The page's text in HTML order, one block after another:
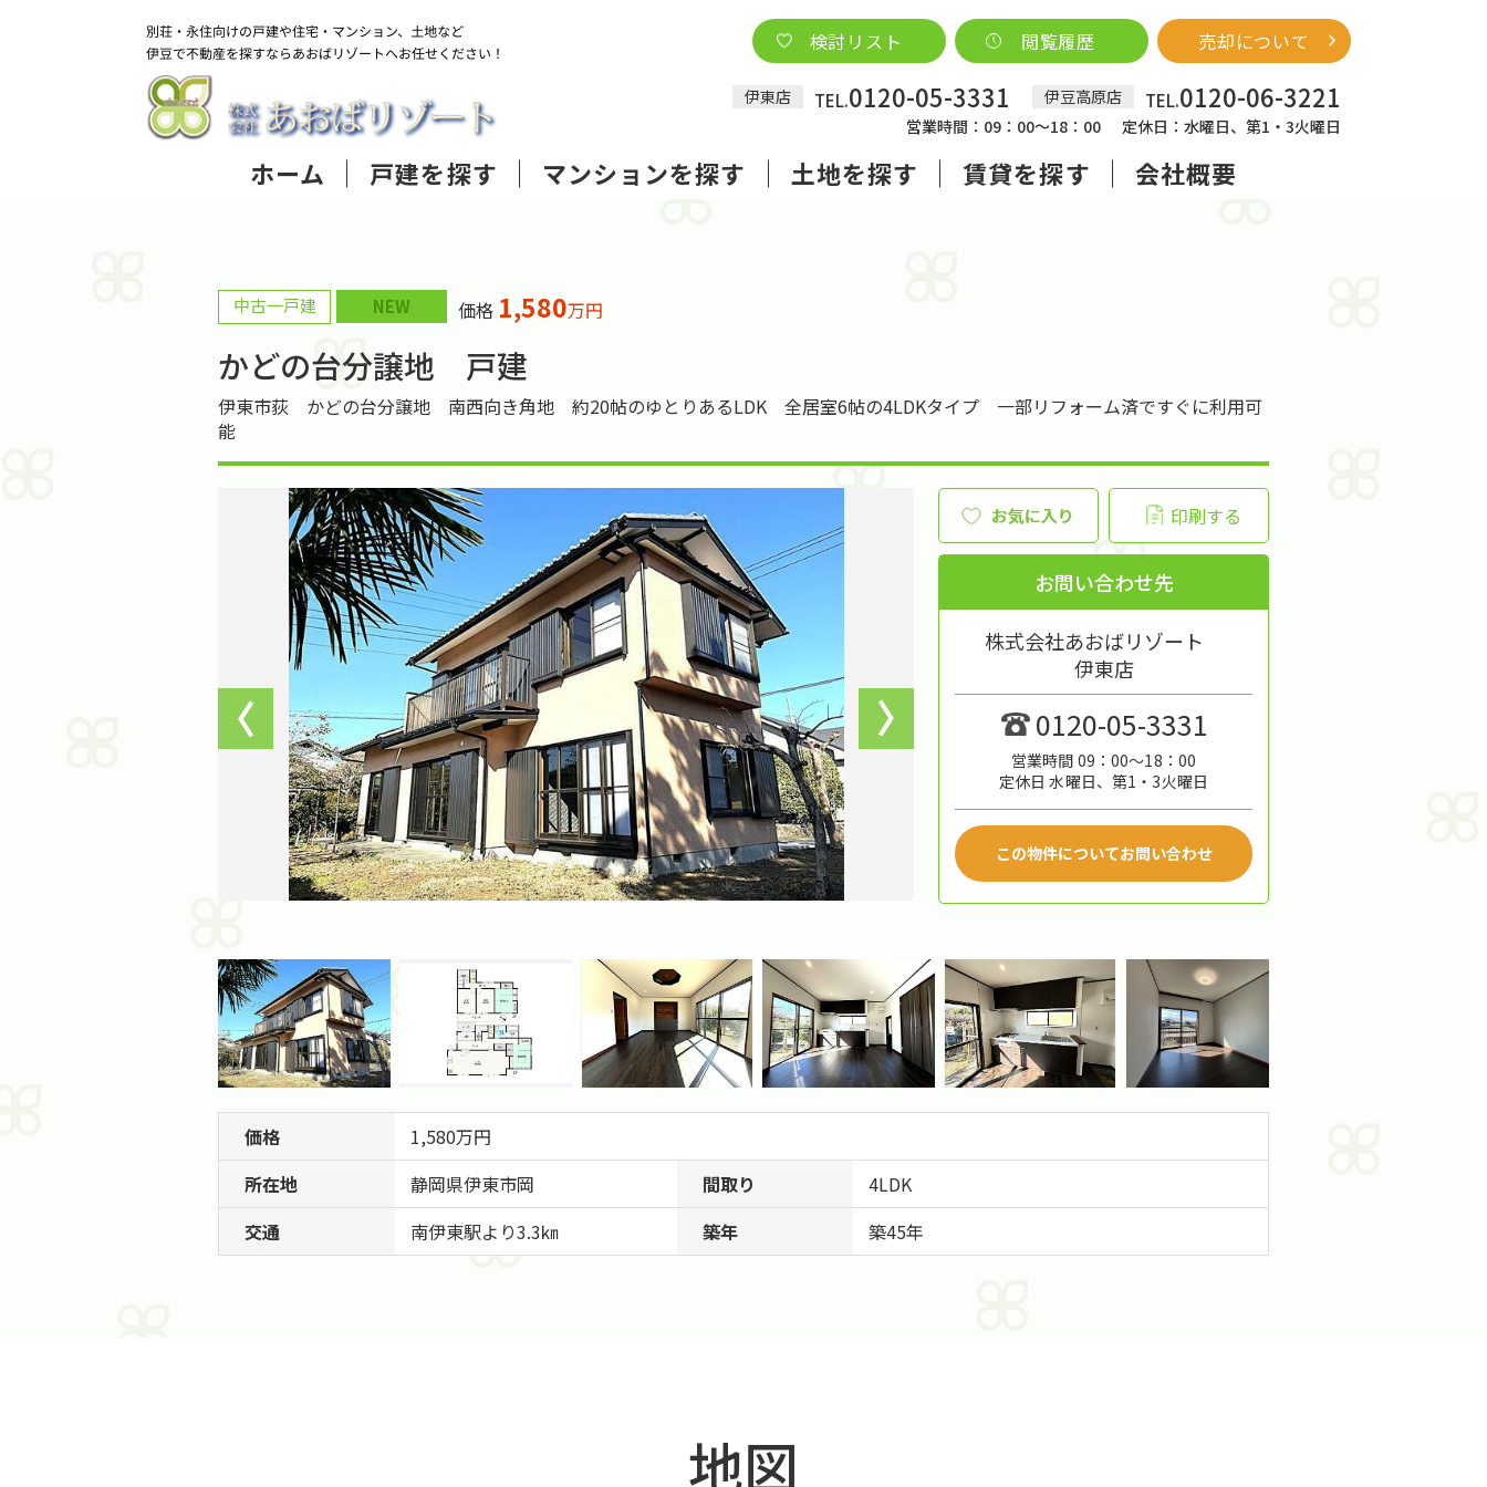
伊東店 TEL.0120-05-3331 伊豆高原店 TEL.0120-06-3221
営業時間：09：00～18：00 定休日：水曜日、第1・3火曜日
検討リスト 閲覧履歴 売却について
ホーム 戸建を探す マンションを探す 土地を探す 賃貸を探す 会社概要
中古一戸建 NEW 価格 1,580万円
かどの台分譲地 戸建
伊東市荻 かどの台分譲地 南西向き角地 約20帖のゆとりあるLDK 全居室6帖の4LDKタイプ 一部リフォーム済ですぐに利用可
能
印刷する
お問い合わせ先
株式会社あおばリゾート
伊東店
0120-05-3331
営業時間 09：00～18：00
定休日 水曜日、第1・3火曜日
この物件についてお問い合わせ
価格
1,580万円
所在地
静岡県伊東市岡 間取り
4LDK
交通
南伊東駅より3.3㎞ 築年 築45年
地図